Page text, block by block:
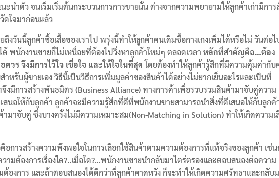
ะนำตัว จนเริ่มเริ่มต้นกระบวนการการขายนั้น ต่างจากความพยายามให้ลูกค้าเก่ามีการ
ดใจมาก่อนแล้ว
งวันนี้ลูกค้าซื้อเสื้อของเราไป พรุ่งนี้ทำให้ลูกค้าคนเดิมซื้อกางเกงเพิ่มได้หรือไม่ วันต่อไ
พนักงานขายก็ไม่เหนื่อยที่ต้องไปวิ่งหาลูกค้าใหม่ๆ ตลอดเวลาหลักที่สำคัญคือ…ต้อง
ควร จึงมีการไว้ใจ เชื่อใจ และให้ใจในที่สุดโดยต้องทำให้ลูกค้ารู้สึกที่มีความคุ้มค่ากับ
หรับผู้ขายเอง วิธีนี้เป็นวิธีการเพิ่มมูลค่าของสินค้าได้อย่างไม่ยากเย็นอะไรและเป็นที่
มีการสร้างพันธมิตร (Business Alliance) ทางการค้าเพื่อรวบรวมสินค้ามาจับคู่ความ
สนอให้กับลูกค้า ลูกค้าจะมีความรู้สึกที่ดีที่พนักงานขายสามารถนำสิ่งที่ดีเสนอให้กับลูกค้
มาจับคู่ ซึ่งบางครั้งไม่มีความเหมาะสม(Non-Matching in Solution) ทำให้เกิดความเ
การสร้างความพึงพอใจในการเลือกใช้สินค้าตามความต้องการที่แท้จริงของลูกค้า เช่น
มต้องการเรื่องใด?..เมื่อใด?…พนักงานขายนำกลับมาไตร่ตรองและตอบสนองต่อความ
ต้องการ และถ้าตอบสนองได้ดีกว่าที่ลูกค้าคาดหวัง ก็จะทำให้เกิดความศรัทธาและกลับ